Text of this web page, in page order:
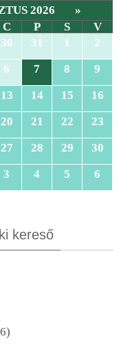
2026
»
C P S
V
30 31 1
2
6 7 8
9
13 14 15
16
20 21 22
23
27 28 29
30
3 4 5 6
kereső